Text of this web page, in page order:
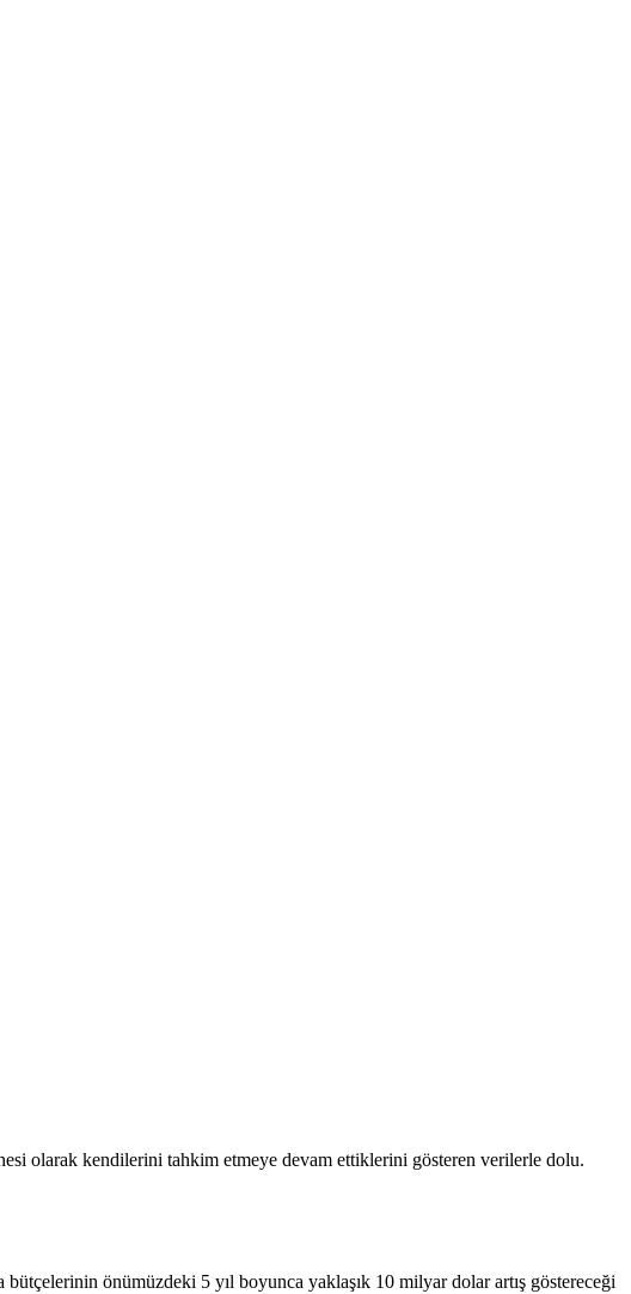
olarak kendilerini tahkim etmeye devam ettiklerini gösteren verilerle dolu.
bütçelerinin önümüzdeki 5 yıl boyunca yaklaşık 10 milyar dolarartış göstereceği